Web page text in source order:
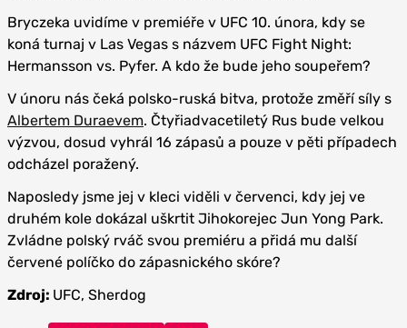
Bryczeka uvidíme v premiéře v UFC 10. února, kdy se
koná turnaj v Las Vegas s názvem UFC Fight Night:
Hermansson vs. Pyfer. A kdo že bude jeho soupeřem?
V únoru nás čeká polsko-ruská bitva, protože změří síly s
Albertem Duraevem. Čtyřiadvacetiletý Rus bude velkou
výzvou, dosud vyhrál 16 zápasů a pouze v pěti případech
odcházel poražený.
Naposledy jsme jej v kleci viděli v červenci, kdy jej ve
druhém kole dokázal uškrtit Jihokorejec Jun Yong Park.
Zvládne polský rváč svou premiéru a přidá mu další
červené políčko do zápasnického skóre?
Zdroj: UFC, Sherdog